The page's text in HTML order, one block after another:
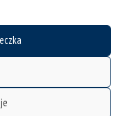
odbywają się
spotkania jest